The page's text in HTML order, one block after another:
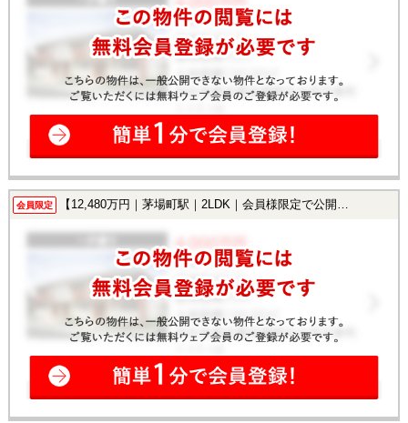
会員限定 【12,480万円｜茅場町駅｜2LDK｜会員様限定で公開中！】